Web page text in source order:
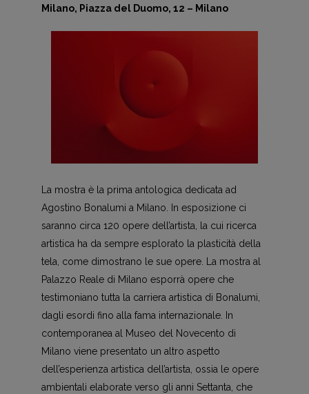
Milano, Piazza del Duomo, 12 – Milano
La mostra è la prima antologica dedicata ad
Agostino Bonalumi a Milano. In esposizione ci
saranno circa 120 opere dell’artista, la cui ricerca
artistica ha da sempre esplorato la plasticità della
tela, come dimostrano le sue opere. La mostra al
Palazzo Reale di Milano esporrà opere che
testimoniano tutta la carriera artistica di Bonalumi,
dagli esordi fino alla fama internazionale. In
contemporanea al Museo del Novecento di
Milano viene presentato un altro aspetto
dell’esperienza artistica dell’artista, ossia le opere
ambientali elaborate verso gli anni Settanta, che